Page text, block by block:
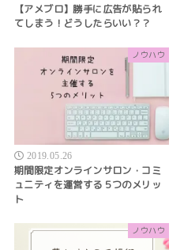
【アメブロ】勝手に広告が貼られ
てしまう！どうしたらいい？？
ノウハウ
2019.05.26
期間限定オンラインサロン・コミ
ュニティを運営する５つのメリッ
ト
ノウハウ